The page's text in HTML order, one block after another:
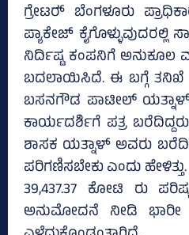
ಗ್ರೇಟರ್‍‌ ಬೆಂಗಳೂರು
ಪ್ಯಾಕೇಜ್‌ ಕೈಗೊಳ್ಳುವುದರಲ್ಲಿ
ನಿರ್ದಿಷ್ಟ ಕಂಪನಿಗೆ ಅನುಕೂಲ
ಬದಲಾಯಿಸಿದೆ. ಈ ಬಗ್ಗೆ ತನಿಖೆ
ಬಸನಗೌಡ ಪಾಟೀಲ್ ಯತ್ನಾಳ್‌
ಕಾರ್ಯದರ್ಶಿಗೆ ಪತ್ರ
ಶಾಸಕ ಯತ್ನಾಳ್‌ ಅವರು
ಪರಿಗಣಿಸಬೇಕು ಎಂದು
39,437.37 ಕೋಟಿ ರು
ಅನುಮೋದನೆ ನೀಡಿ ಭಾರೀ